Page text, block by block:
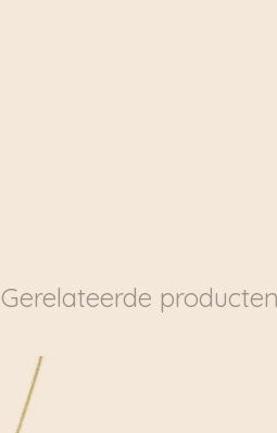
Gerelateerde producten